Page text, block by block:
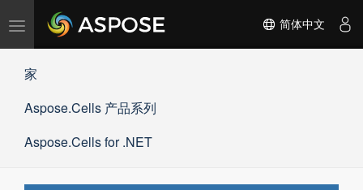
切
航
简体中文
家
Aspose.Cells 产品系列
Aspose.Cells for .NET